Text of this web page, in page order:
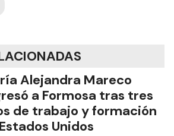
Alejandra Mareco
a Formosa tras tres
de trabajo y formación
Unidos